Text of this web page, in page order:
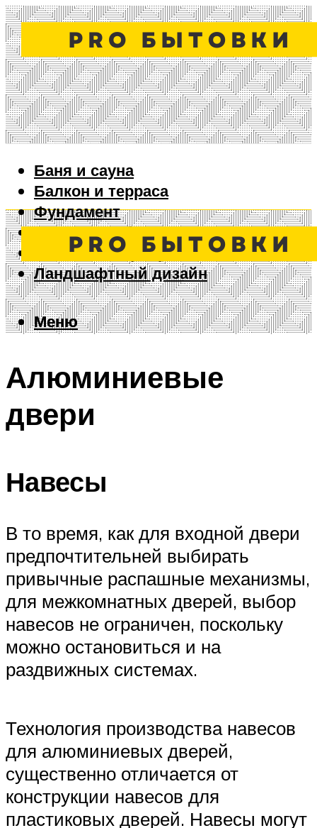
Баня и сауна
Балкон и терраса
Фундамент
Ворота и забор
Дизайн интерьера
Ландшафтный дизайн
Меню
Меню
Алюминиевые
двери
Навесы
В то время, как для входной двери
предпочтительней выбирать
привычные распашные механизмы,
для межкомнатных дверей, выбор
навесов не ограничен, поскольку
можно остановиться и на
раздвижных системах.
Технология производства навесов
для алюминиевых дверей,
существенно отличается от
конструкции навесов для
пластиковых дверей. Навесы могут